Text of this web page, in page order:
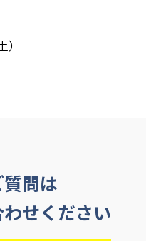
問は
せください